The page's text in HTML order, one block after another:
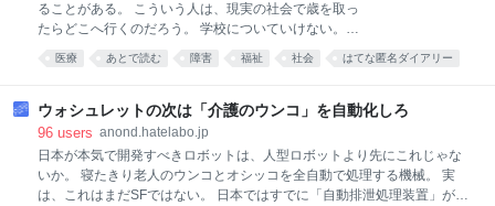
ることがある。 こういう人は、現実の社会で歳を取っ
たらどこへ行くのだろう。 学校についていけない。仕
事が続かない。金がない。人間関係を壊す。家族も疲
弊する。やがて親が老い、病気になり、自分自身にも
ための足場を一つずつ失っていった人間を、この社会
は最後にどこへ運ぶのか。 滝山病院事件を見ている
と、その一つの答えが見えてしまう。 言葉を選ばずに
言えば、滝山病院は、そういう人たちの「最終処理
場」になっていたのではないか。 滝山病院では2022
医療 あとで読む 障害 福祉 社会 はてな匿名ダイアリー
ウォシュレットの次は「介護のウンコ」を自動化しろ
96 users anond.hatelabo.jp
日本が本気で開発すべきロボットは、人型ロボットより先にこれじゃな
いか。 寝たきり老人のウンコとオシッコを全自動で処理する機械。 実
は、これはまだSFではない。 日本ではすでに「自動排泄処理装置」が売